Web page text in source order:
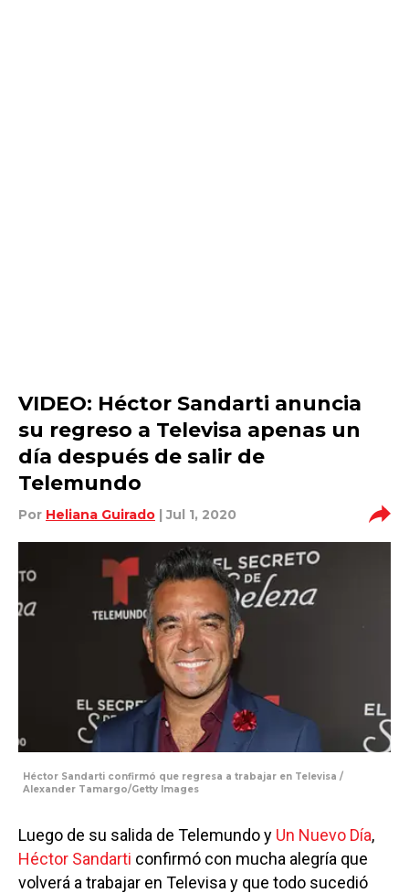
VIDEO: Héctor Sandarti anuncia
su regreso a Televisa apenas un
día después de salir de
Telemundo
Por Heliana Guirado | Jul 1, 2020
Héctor Sandarti confirmó que regresa a trabajar en Televisa /
Alexander Tamargo/Getty Images
Luego de su salida de Telemundo y Un Nuevo Día,
Héctor Sandarti confirmó con mucha alegría que
volverá a trabajar en Televisa y que todo sucedió